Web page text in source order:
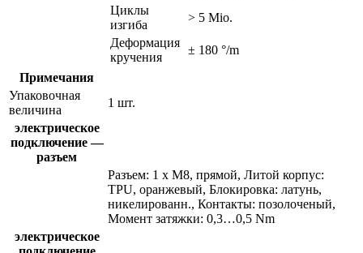
Циклы
изгиба
> 5 Mio.
Деформация
кручения
± 180 °/m
Примечания
Упаковочная
величина
1 шт.
электрическое
подключение —
разъем
Разъем: 1 x M8, прямой, Литой корпус:
TPU, оранжевый, Блокировка: латунь,
никелированн., Контакты: позолоченый,
Момент затяжки: 0,3…0,5 Nm
электрическое